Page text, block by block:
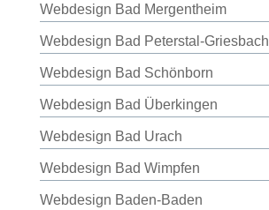
Webdesign Bad Mergentheim
Webdesign Bad Peterstal-Griesbach
Webdesign Bad Schönborn
Webdesign Bad Überkingen
Webdesign Bad Urach
Webdesign Bad Wimpfen
Webdesign Baden-Baden